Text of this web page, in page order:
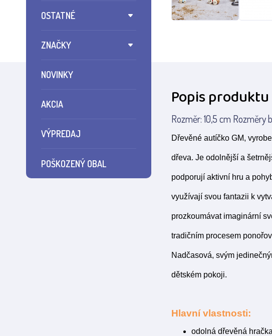
OSTATNÉ
ZNAČKY
NOVINKY
AKCIA
VÝPREDAJ
POŠKOZENÝ OBAL
Popis produktu
Rozměr: 10,5 cm Rozměry
Dřevěné autíčko GM,
dřeva. Je odolnější a
podporují aktivní hru a
využívají svou fantazii k
prozkoumávat imaginární
tradičním procesem
Nadčasová, svým
dětském pokoji.
Hlavní vlastnosti:
odolná dřevěná